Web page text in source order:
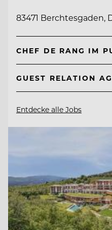
83471 Berchtesgaden,
CHEF DE RANG IM
GUEST RELATION
Entdecke alle Jobs